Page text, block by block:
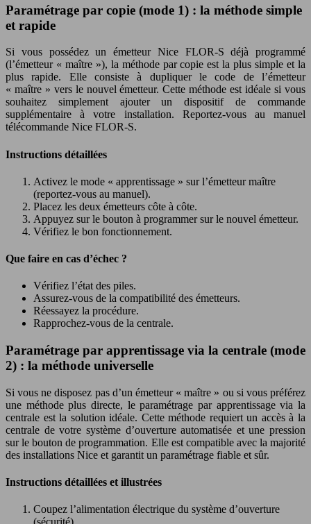
Paramétrage par copie (mode 1) : la méthode simple
et rapide
Si vous possédez un émetteur Nice FLOR-S déjà programmé
(l’émetteur « maître »), la méthode par copie est la plus simple et la
plus rapide. Elle consiste à dupliquer le code de l’émetteur
« maître » vers le nouvel émetteur. Cette méthode est idéale si vous
souhaitez simplement ajouter un dispositif de commande
supplémentaire à votre installation. Reportez-vous au manuel
télécommande Nice FLOR-S.
Instructions détaillées
Activez le mode « apprentissage » sur l’émetteur maître
(reportez-vous au manuel).
Placez les deux émetteurs côte à côte.
Appuyez sur le bouton à programmer sur le nouvel émetteur.
Vérifiez le bon fonctionnement.
Que faire en cas d’échec ?
Vérifiez l’état des piles.
Assurez-vous de la compatibilité des émetteurs.
Réessayez la procédure.
Rapprochez-vous de la centrale.
Paramétrage par apprentissage via la centrale (mode
2) : la méthode universelle
Si vous ne disposez pas d’un émetteur « maître » ou si vous préférez
une méthode plus directe, le paramétrage par apprentissage via la
centrale est la solution idéale. Cette méthode requiert un accès à la
centrale de votre système d’ouverture automatisée et une pression
sur le bouton de programmation. Elle est compatible avec la majorité
des installations Nice et garantit un paramétrage fiable et sûr.
Instructions détaillées et illustrées
Coupez l’alimentation électrique du système d’ouverture